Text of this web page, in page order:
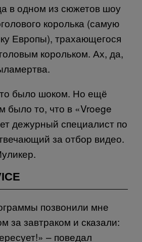
в одном из сюжетов шоу
королька (самую
Европы), трахающегося
корольком. Ах, да,
мертва.
было шоком. Но ещё
было то, что в «Vroege
дежурный специалист по
за отбор видео.
.
позвонили мне
за завтраком и сказали:
– поведал